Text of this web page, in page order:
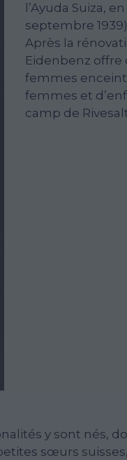
l’Ayuda Suiza,
septembre
Après la
Eidenbenz
femmes
femmes et
camp de
y sont nés,
sœurs